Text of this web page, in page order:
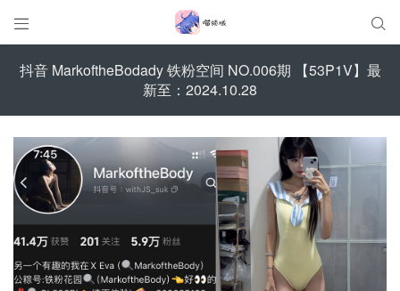
 
抖音 MarkoftheBodady 铁粉空间 NO.006期 【53P1V】最
新至：2024.10.28